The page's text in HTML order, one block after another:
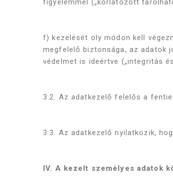
figyelemmel („korlátozott
f) kezelését oly módon kell
megfelelő biztonsága, az adatok
védelmet is ideértve („integritás
3.2. Az adatkezelő felelős a
3.3. Az adatkezelő nyilatkozik,
IV. A kezelt személyes adatok